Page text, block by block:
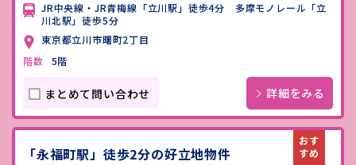
JR中央線・JR青梅線「立川駅」徒歩4分 多摩モノレール「立
川北駅」徒歩5分
東京都立川市曙町2丁目
階数
5階
まとめて問い合わせ 詳細をみる
「永福町駅」徒歩2分の好立地物件